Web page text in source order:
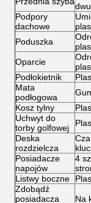
Podpory
dachowe
Poduszka
Oparcie
Podłokietnik
Mata
podłogowa
Kosz tylny
Uchwyt do
torby golfowej
Deska
rozdzielcza
Posiadacze
napojów
4
Listwy boczne
Zdobądź
posiadacza
Na